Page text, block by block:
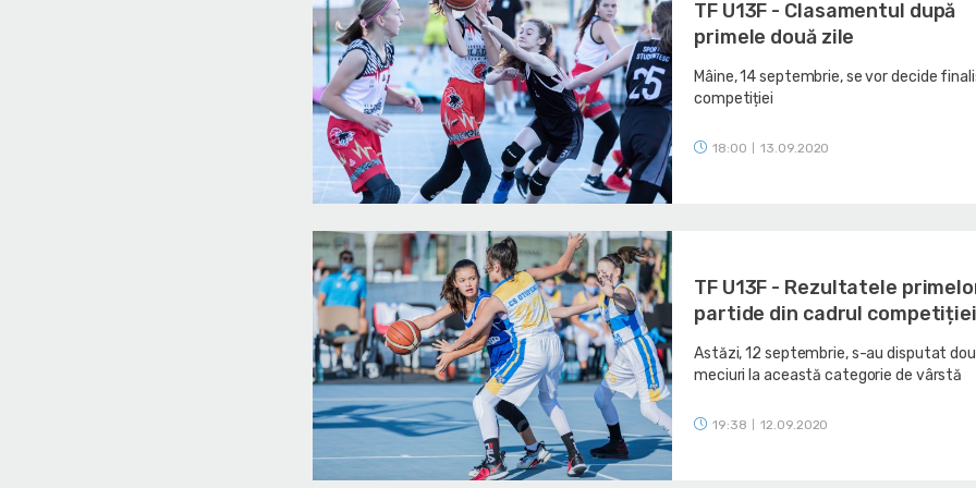
TF U13F - Clasamentul după
primele două zile
Mâine, 14 septembrie, se vor decide
competiției
18:00 13.09.2020
TF U13F - Rezultatele
partide din cadrul competiției
Astăzi, 12 septembrie, s-au disputat
meciuri la această categorie de vârstă
19:38 12.09.2020